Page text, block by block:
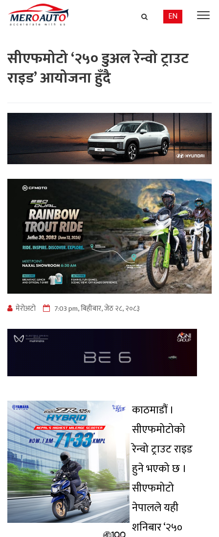
EN
सीएफमोटो ‘२५० डुअल रेन्वो ट्राउट
राइड’ आयोजना हुँदै
मेराेअटाे 7:03 pm, बिहीबार, जेठ २८, २०८३
काठमाडौं ।
सीएफमोटोको
रेन्वो ट्राउट राइड
हुने भएको छ ।
सीएफमोटो
नेपालले यही
शनिबार ‘२५०